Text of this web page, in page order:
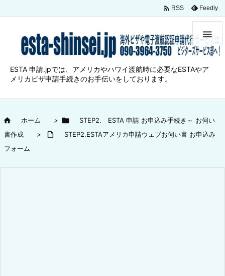
ESTA 申請.jpでは、アメリカやハワイ渡航時に必要なESTAやア
メリカビザ申請手続きのお手伝いをしております。

 RSS Feedly
 ホーム > 
STEP2. ESTA 申請 お申込み手続き～ お伺い
書作成
> 
STEP2.ESTAアメリカ申請ウェブお伺い書 お申込み
フォーム